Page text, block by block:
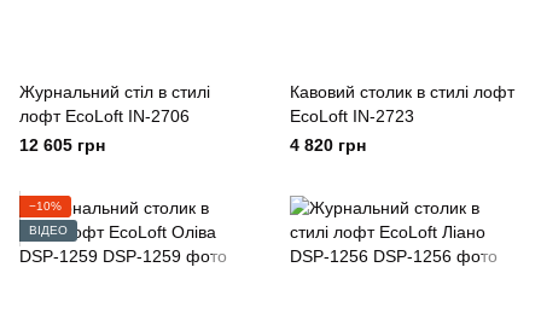
Журнальний стіл в стилі
лофт EcoLoft IN-2706
12 605 грн
Кавовий столик в стилі лофт
EcoLoft IN-2723
4 820 грн
−10%
ВІДЕО